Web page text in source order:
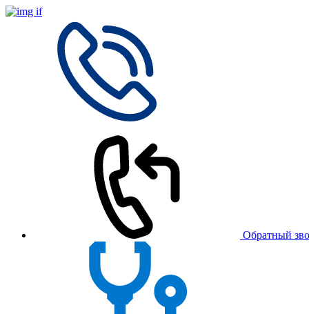
Обратный